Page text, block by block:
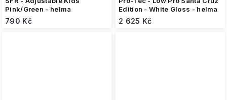
Pink/Green - helma
790 Kč
Edition - White Gloss - helma
2 625 Kč